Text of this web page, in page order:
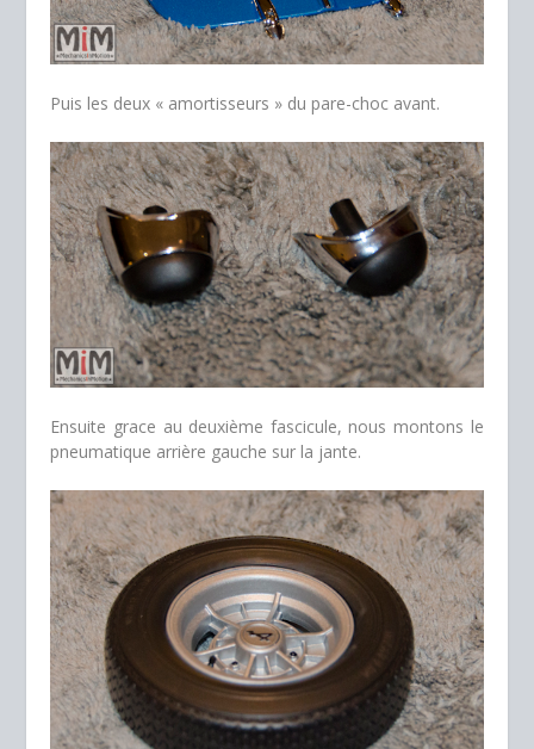
Puis les deux « amortisseurs » du pare-choc avant.
Ensuite grace au deuxième fascicule, nous montons le
pneumatique arrière gauche sur la jante.